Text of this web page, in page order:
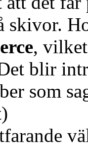
skivor.
,
blir
som